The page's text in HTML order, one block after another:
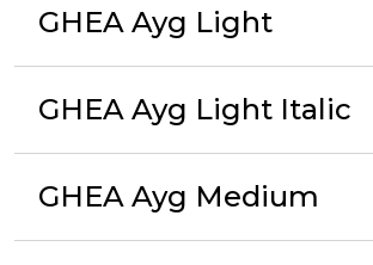
GHEA Ayg Light
GHEA Ayg Light Italic
GHEA Ayg Medium